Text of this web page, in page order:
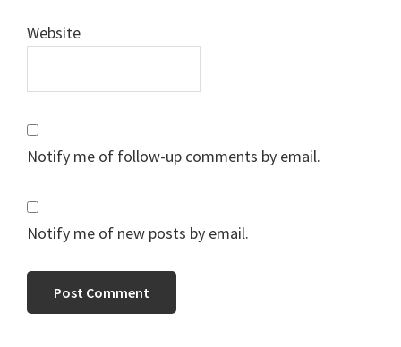
Website
Notify me of follow-up comments by email.
Notify me of new posts by email.